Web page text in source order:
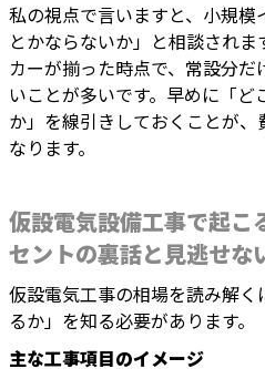
私の視点で言いますと、小規
とかならないか」と相談され
カーが揃った時点で、常設分
いことが多いです。早めに「
か」を線引きしておくことが
なります。
仮設電気設備工事で起こ
セントの裏話と見逃せな
仮設電気工事の相場を読み解
るか」を知る必要があります。
主な工事項目のイメージ